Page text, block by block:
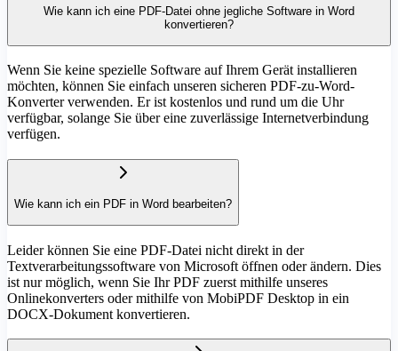
Wie kann ich eine PDF-Datei ohne jegliche Software in Word
konvertieren?
Wenn Sie keine spezielle Software auf Ihrem Gerät installieren
möchten, können Sie einfach unseren sicheren PDF-zu-Word-
Konverter verwenden. Er ist kostenlos und rund um die Uhr
verfügbar, solange Sie über eine zuverlässige Internetverbindung
verfügen.
Wie kann ich ein PDF in Word bearbeiten?
Leider können Sie eine PDF-Datei nicht direkt in der
Textverarbeitungssoftware von Microsoft öffnen oder ändern. Dies
ist nur möglich, wenn Sie Ihr PDF zuerst mithilfe unseres
Onlinekonverters oder mithilfe von MobiPDF Desktop in ein
DOCX-Dokument konvertieren.